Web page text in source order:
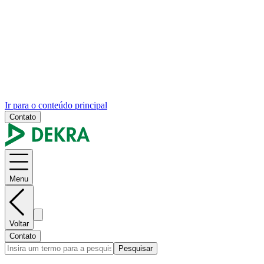
Ir para o conteúdo principal
Contato
Menu
Voltar
Contato
Pesquisar